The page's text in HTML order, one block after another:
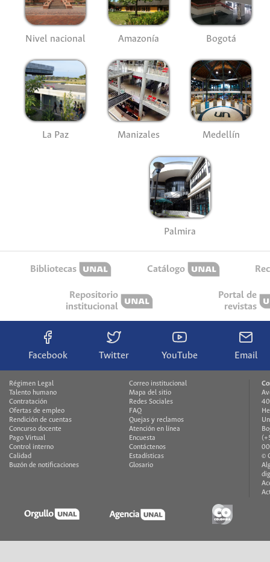
Nivel nacional Amazonía Bogotá
La Paz Manizales Medellín
Palmira
Bibliotecas Catálogo
Repositorio
institucional
Portal de
revistas
Facebook Twitter YouTube Email
Régimen Legal
Talento humano
Contratación
Ofertas de empleo
Rendición de cuentas
Concurso docente
Pago Virtual
Control interno
Calidad
Buzón de notificaciones
Correo institucional
Mapa del sitio
Redes Sociales
FAQ
Quejas y reclamos
Atención en línea
Encuesta
Contáctenos
Estadísticas
Glosario
©